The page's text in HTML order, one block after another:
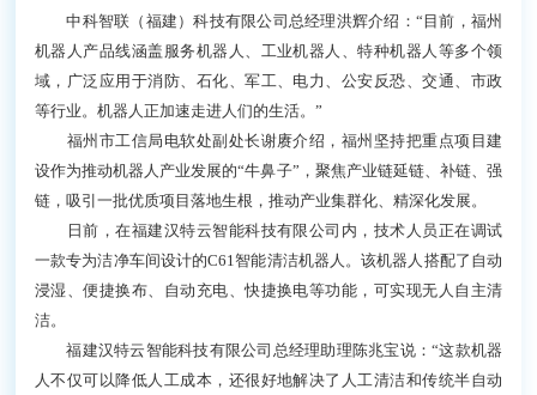
中科智联（福建）科技有限公司总经理洪辉介绍：“目前，福州
机器人产品线涵盖服务机器人、工业机器人、特种机器人等多个领
域，广泛应用于消防、石化、军工、电力、公安反恐、交通、市政
等行业。机器人正加速走进人们的生活。”
福州市工信局电软处副处长谢赓介绍，福州坚持把重点项目建
设作为推动机器人产业发展的“牛鼻子”，聚焦产业链延链、补链、强
链，吸引一批优质项目落地生根，推动产业集群化、精深化发展。
日前，在福建汉特云智能科技有限公司内，技术人员正在调试
一款专为洁净车间设计的C61智能清洁机器人。该机器人搭配了自动
浸湿、便捷换布、自动充电、快捷换电等功能，可实现无人自主清
洁。
福建汉特云智能科技有限公司总经理助理陈兆宝说：“这款机器
人不仅可以降低人工成本，还很好地解决了人工清洁和传统半自动